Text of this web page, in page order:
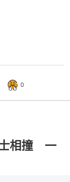
0
士相撞 一